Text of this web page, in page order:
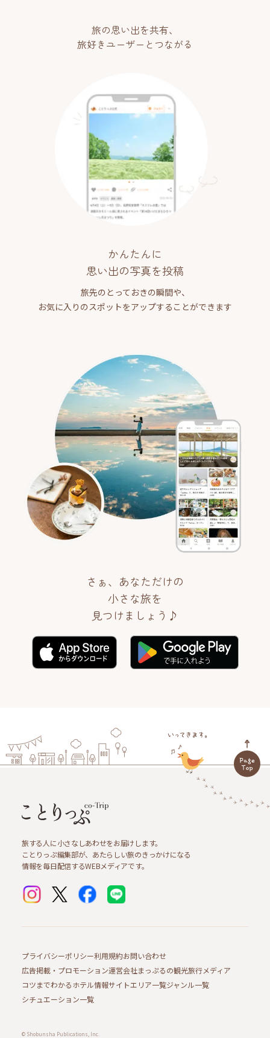
旅の思い出を共有、
旅好きユーザーとつながる
かんたんに
思い出の写真を投稿
旅先のとっておきの瞬間や、
お気に入りのスポットをアップすることができます
さぁ、あなただけの
小さな旅を
見つけましょう♪
旅する人に小さなしあわせをお届けします。
ことりっぷ編集部が、あたらしい旅のきっかけになる
情報を毎日配信するWEBメディアです。
プライバシーポリシー利用規約お問い合わせ
広告掲載・プロモーション運営会社まっぷるの観光旅行メディア
コツまでわかるホテル情報サイトエリア一覧ジャンル一覧
シチュエーション一覧
© Shobunsha Publications, Inc.